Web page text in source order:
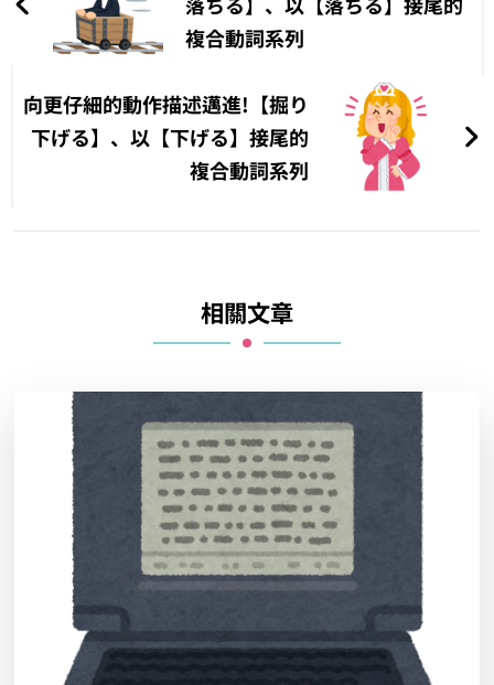
向更仔細的動作描述邁進!
【伝い落ちる】、以【落ち
向更仔細的動作描述邁進!【燃え
落ちる】、以【落ちる】接尾的
複合動詞系列
向更仔細的動作描述邁進!【掘り
下げる】、以【下げる】接尾的
複合動詞系列